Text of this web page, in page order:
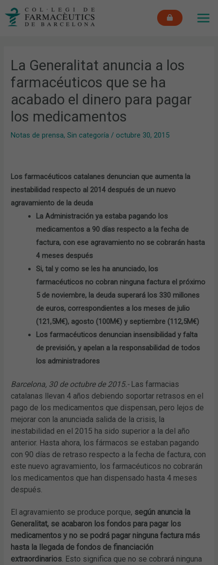
La Generalitat anuncia a los
farmacéuticos que se ha
acabado el dinero para pagar
los medicamentos
Notas de prensa,Sin categoría / octubre 30, 2015
Los farmacéuticos catalanes denuncian que aumenta la
inestabilidad respecto al 2014 después de un nuevo
agravamiento de la deuda
La Administración ya estaba pagando los
medicamentos a 90 días respecto a la fecha de
factura, con ese agravamiento no se cobrarán hasta
4 meses después
Si, tal y como se les ha anunciado, los
farmacéuticos no cobran ninguna factura el próximo
5 de noviembre, la deuda superará los 330 millones
de euros, correspondientes a los meses de julio
(121,5M€), agosto (100M€) y septiembre (112,5M€)
Los farmacéuticos denuncian insensibilidad y falta
de previsión, y apelan a la responsabilidad de todos
los administradores
Barcelona, 30 de octubre de 2015.- Las farmacias
catalanas llevan 4 años debiendo soportar retrasos en el
pago de los medicamentos que dispensan, pero lejos de
mejorar con la anunciada salida de la crisis, la
inestabilidad en el 2015 ha sido superior a la del año
anterior. Hasta ahora, los fármacos se estaban pagando
con 90 días de retraso respecto a la fecha de factura, con
este nuevo agravamiento, los farmacéuticos no cobrarán
los medicamentos que han dispensado hasta 4 meses
después.
El agravamiento se produce porque, según anuncia la
Generalitat, se acabaron los fondos para pagar los
medicamentos y no se podrá pagar ninguna factura más
hasta la llegada de fondos de financiación
extraordinarios . Esto significa que no se cobrará ninguna